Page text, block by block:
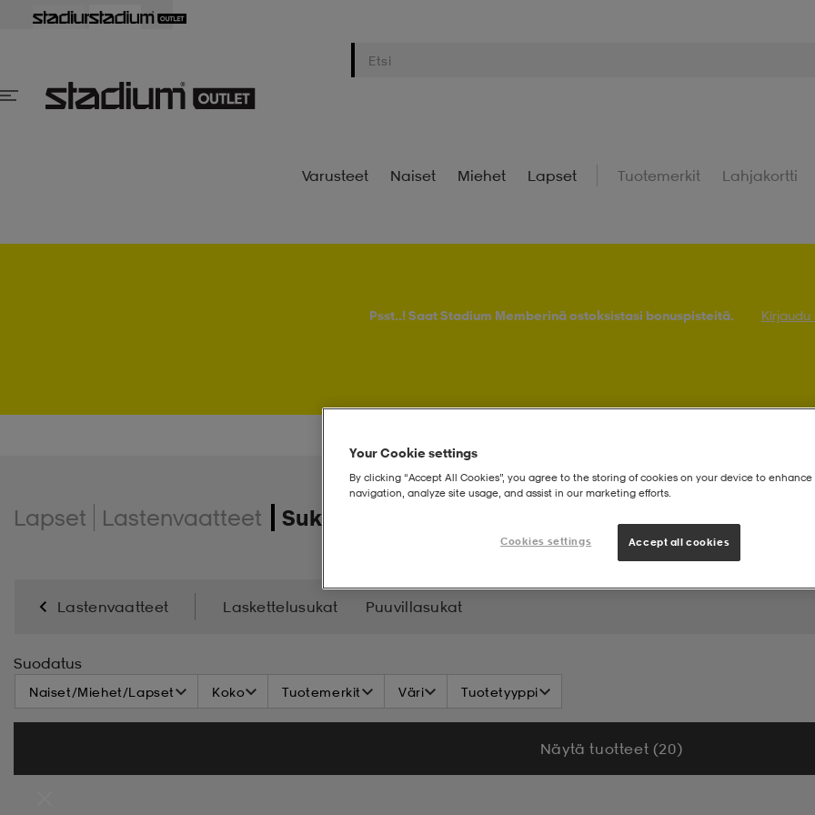
Varusteet Naiset Miehet Lapset Tuotemerkit Lahjakortti
Psst..! Saat Stadium Memberinä ostoksistasi bonuspisteitä. Kirjaudu
Lapset Lastenvaatteet Sukat
Lastenvaatteet Laskettelusukat Puuvillasukat
Suodatus
Naiset/Miehet/Lapset Koko Tuotemerkit Väri Tuotetyyppi
Näytä tuotteet (20)
Your Cookie settings
By clicking “Accept All Cookies”, you agree to the storing of cookies on your device to enhance
navigation, analyze site usage, and assist in our marketing efforts.
Cookies settings Accept all cookies